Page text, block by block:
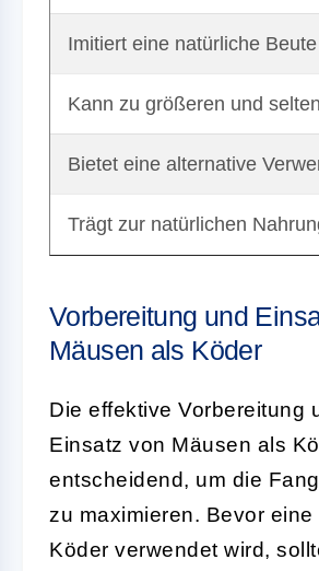
Imitiert eine natürliche Beute
Kann zu größeren und
Bietet eine alternative
Trägt zur natürlichen
Vorbereitung und
Mäusen als Köder
Die effektive Vorbereitung
Einsatz von Mäusen als
entscheidend, um die
zu maximieren. Bevor eine
Köder verwendet wird,